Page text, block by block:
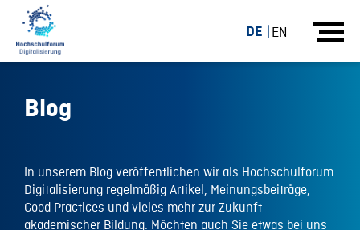
DE EN
Blog
In unserem Blog veröffentlichen wir als Hochschulforum
Digitalisierung regelmäßig Artikel, Meinungsbeiträge,
Good Practices und vieles mehr zur Zukunft
akademischer Bildung. Möchten auch Sie etwas bei uns